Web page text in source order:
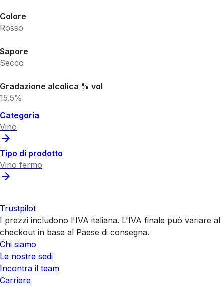
Colore
Rosso
Sapore
Secco
Gradazione alcolica % vol
15.5%
Categoria
Vino
Tipo di prodotto
Vino fermo
Trustpilot
I prezzi includono l'IVA italiana. L'IVA finale può variare al
checkout in base al Paese di consegna.
Chi siamo
Le nostre sedi
Incontra il team
Carriere